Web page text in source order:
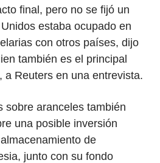
final, pero no se fijó un
estaba ocupado en
con otros países, dijo
también es el principal
a Reuters en una entrevista.
sobre aranceles también
una posible inversión
de
junto con su fondo